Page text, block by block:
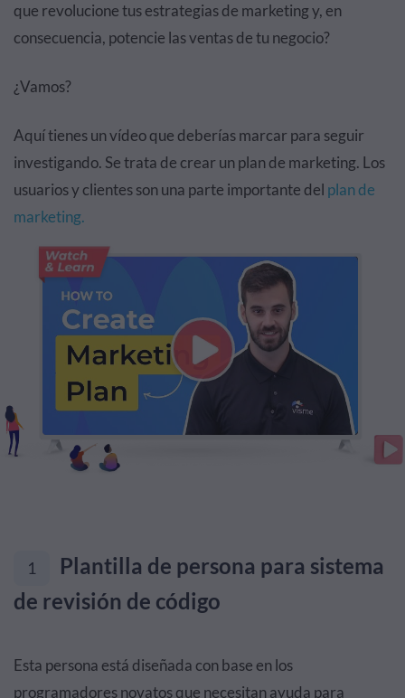
que revolucione tus estrategias de marketing y, en
consecuencia, potencie las ventas de tu negocio?
¿Vamos?
Aquí tienes un vídeo que deberías marcar para seguir
investigando. Se trata de crear un plan de marketing. Los
usuarios y clientes son una parte importante del plan de
marketing.
1
Plantilla de persona para sistema
de revisión de código
Esta persona está diseñada con base en los
programadores novatos que necesitan ayuda para